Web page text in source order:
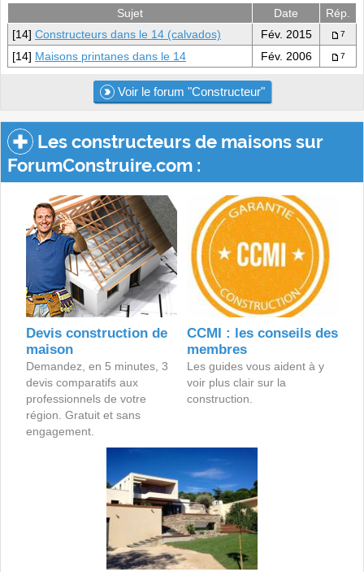
Sujet Date
Rép.
[14] Constructeurs dans le 14 (calvados) Fév. 2015 7
[14] Maisons printanes dans le 14 Fév. 2006 7
Voir le forum "Constructeur"
Les constructeurs de maisons sur
ForumConstruire.com :
Devis construction de
maison
Demandez, en 5 minutes, 3
devis comparatifs aux
professionnels de votre
région. Gratuit et sans
engagement.
CCMI : les conseils des
membres
Les guides vous aident à y
voir plus clair sur la
construction.